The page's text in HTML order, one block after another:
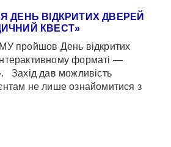
ДЕНЬ ВІДКРИТИХ ДВЕРЕЙ
КВЕСТ»
пройшов День відкритих
форматі —
Захід дав можливість
не лише ознайомитися з